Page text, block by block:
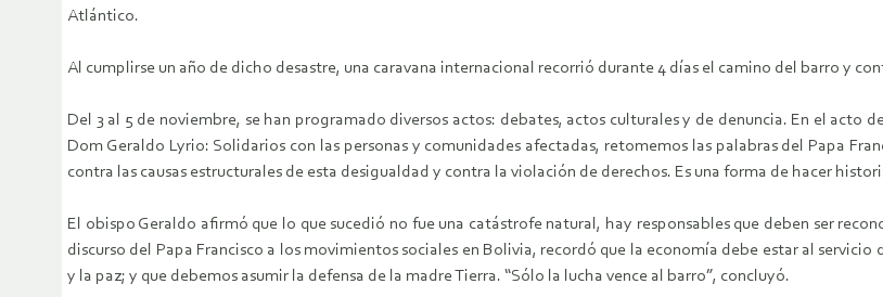
Atlántico.
Al cumplirse un año de dicho desastre, una caravana internacional recorrió durante 4 días el camino del barro y
Del 3 al 5 de noviembre, se han programado diversos actos: debates, actos culturales y de denuncia. En el acto
Dom Geraldo Lyrio: Solidarios con las personas y comunidades afectadas, retomemos las palabras del Papa
contra las causas estructurales de esta desigualdad y contra la violación de derechos. Es una forma de hacer
El obispo Geraldo afirmó que lo que sucedió no fue una catástrofe natural, hay responsables que deben ser
discurso del Papa Francisco a los movimientos sociales en Bolivia, recordó que la economía debe estar al
y la paz; y que debemos asumir la defensa de la madre Tierra. “Sólo la lucha vence al barro”, concluyó.